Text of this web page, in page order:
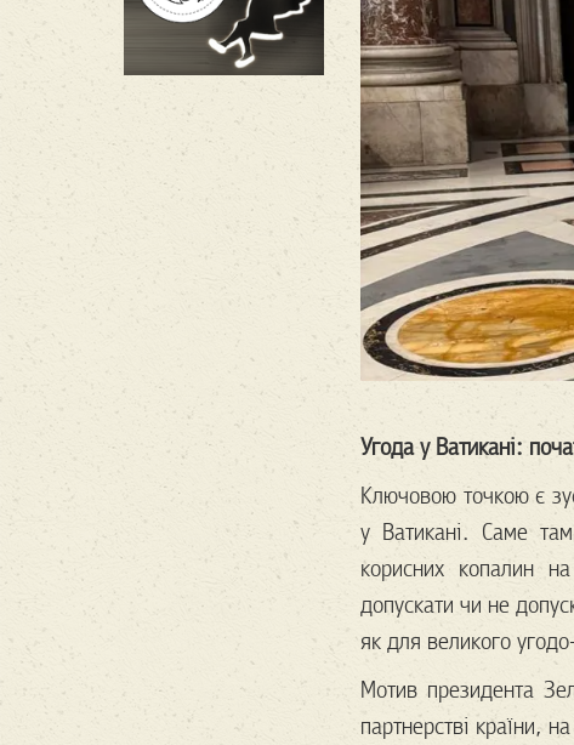
Угода у Ватикані:
Ключовою точкою є
у Ватикані. Саме
корисних копалин
допускати чи не
як для великого
Мотив президента
партнерстві країни,